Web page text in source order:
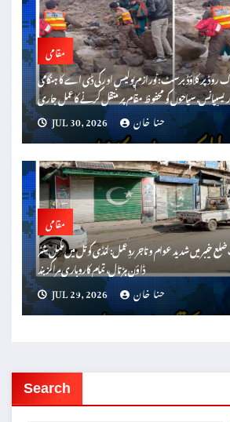
مقامی
پر کلاؤڈ برسٹ: ٹورازم پولیس اور کی ڈی اے کا ہنگامی
ریسیپانس، سیاحوں کو محفوظ مقام پر منتقل کرنے کا عمل جاری
JUL 30, 2026
حنا خان
مقامی
خیبر میں شدید عوام و تاجر ردِعمل: لنڈی کوتل میں مکمل شٹر
ڈاؤن ہڑتال، تمام کاروباری مراکزبند
JUL 29, 2026
حنا خان
Search